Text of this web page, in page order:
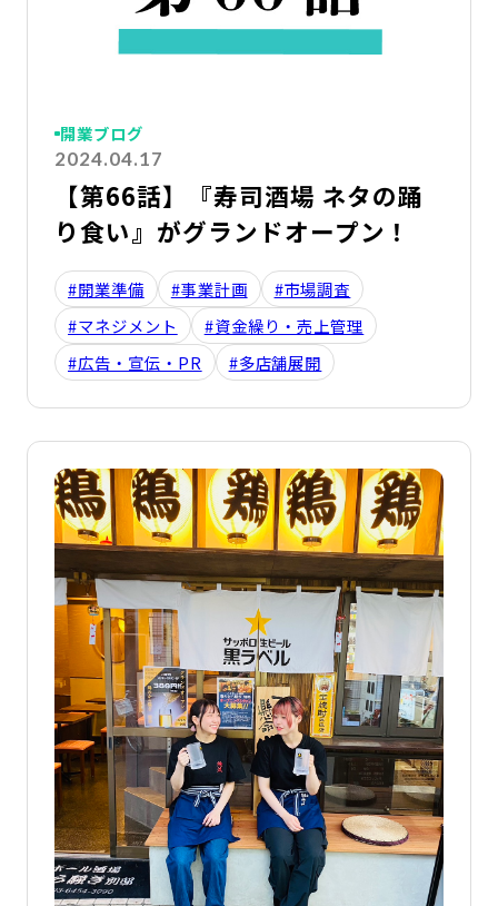
2024.04.17
開業ブログ
【第66話】『寿司酒場 ネタの踊
り食い』がグランドオープン！
#開業準備 #事業計画
#市場調査
#マネジメント
#資金繰り・売上管理
#広告・宣伝・PR
#多店舗展開